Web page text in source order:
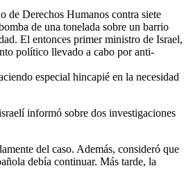
de Derechos Humanos contra siete
de una tonelada sobre un barrio
El entonces primer ministro de Israel,
político llevado a cabo por anti-
especial hincapié en la necesidad
informó sobre dos investigaciones
del caso. Además, consideró que
debía continuar. Más tarde, la